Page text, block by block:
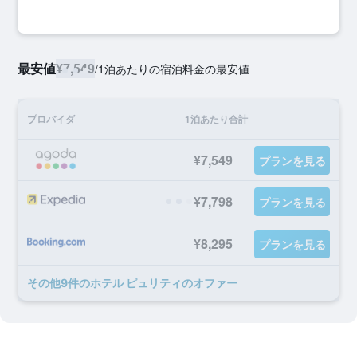
最安値¥7,549/1泊あたりの宿泊料金の最安値
プロバイダ 1泊あたり合計
¥7,549 プランを見る
¥7,798 プランを見る
¥8,295 プランを見る
​その他9​件のホテル ピュリティのオファー